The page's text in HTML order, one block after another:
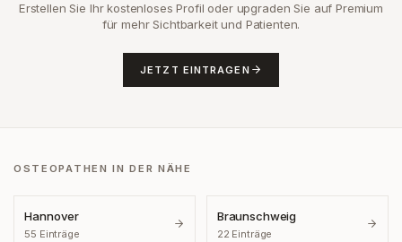
Erstellen Sie Ihr kostenloses Profil oder upgraden Sie auf Premium
für mehr Sichtbarkeit und Patienten.
JETZT EINTRAGEN
OSTEOPATHEN IN DER NÄHE
Hannover
55 Einträge
Braunschweig
22 Einträge